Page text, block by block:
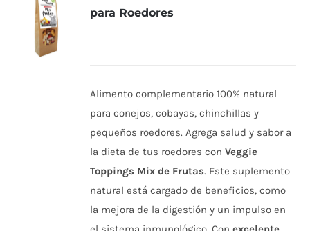
para Roedores
Alimento complementario 100% natural
para conejos, cobayas, chinchillas y
pequeños roedores. Agrega salud y sabor a
la dieta de tus roedores conVeggie
Toppings Mix de Frutas. Este suplemento
natural está cargado de beneficios, como
la mejora de la digestión y un impulso en